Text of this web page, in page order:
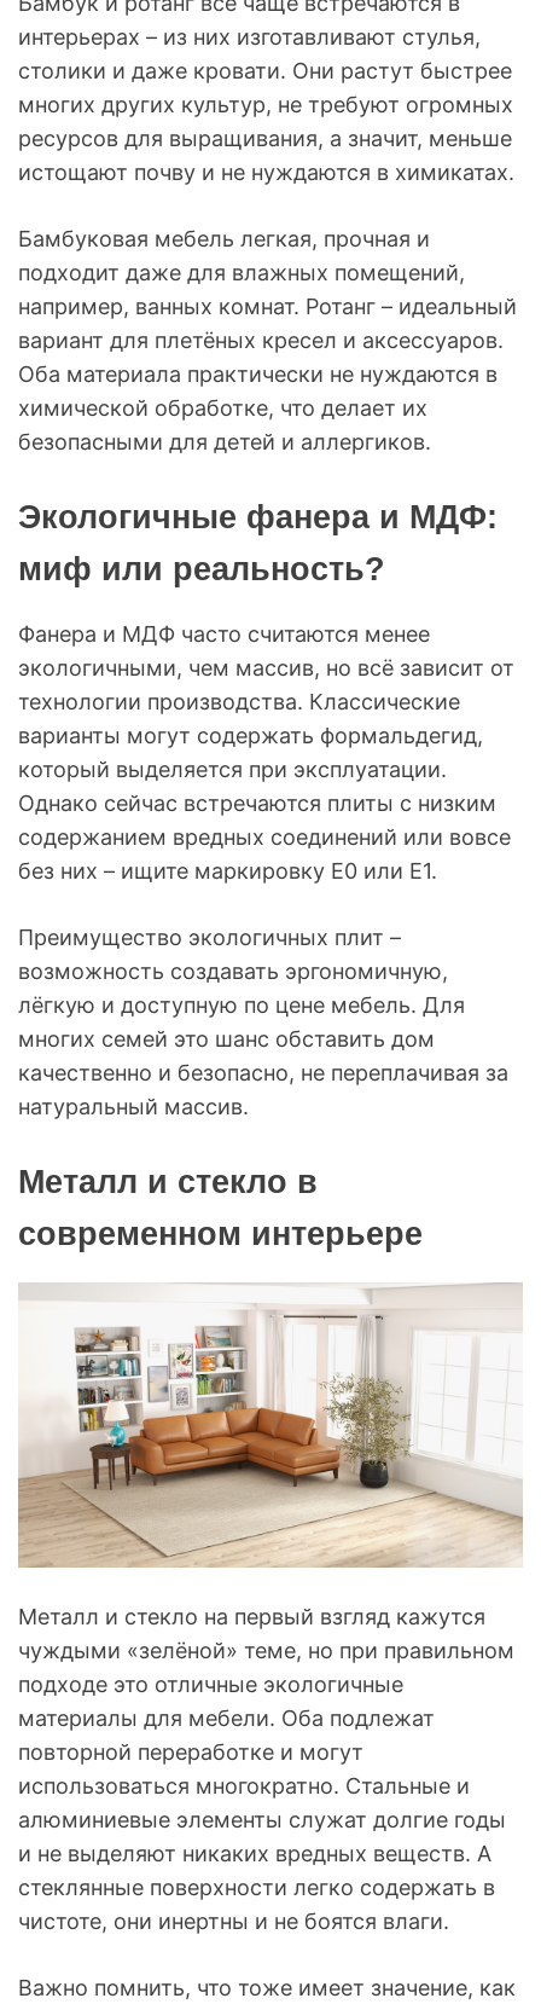
интерьерах – из них изготавливают стулья,
столики и даже кровати. Они растут быстрее
многих других культур, не требуют огромных
ресурсов для выращивания, а значит, меньше
истощают почву и не нуждаются в химикатах.
Бамбуковая мебель легкая, прочная и
подходит даже для влажных помещений,
например, ванных комнат. Ротанг – идеальный
вариант для плетёных кресел и аксессуаров.
Оба материала практически не нуждаются в
химической обработке, что делает их
безопасными для детей и аллергиков.
Экологичные фанера и МДФ:
миф или реальность?
Фанера и МДФ часто считаются менее
экологичными, чем массив, но всё зависит от
технологии производства. Классические
варианты могут содержать формальдегид,
который выделяется при эксплуатации.
Однако сейчас встречаются плиты с низким
содержанием вредных соединений или вовсе
без них – ищите маркировку E0 или E1.
Преимущество экологичных плит –
возможность создавать эргономичную,
лёгкую и доступную по цене мебель. Для
многих семей это шанс обставить дом
качественно и безопасно, не переплачивая за
натуральный массив.
Металл и стекло в
современном интерьере
Металл и стекло на первый взгляд кажутся
чуждыми «зелёной» теме, но при правильном
подходе это отличные экологичные
материалы для мебели. Оба подлежат
повторной переработке и могут
использоваться многократно. Стальные и
алюминиевые элементы служат долгие годы
и не выделяют никаких вредных веществ. А
стеклянные поверхности легко содержать в
чистоте, они инертны и не боятся влаги.
Важно помнить, что тоже имеет значение, как